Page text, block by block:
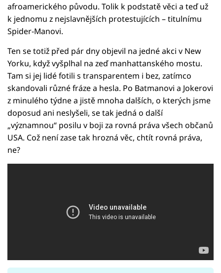
afroamerického původu. Tolik k podstatě věci a teď už
k jednomu z nejslavnějších protestujících – titulnímu
Spider-Manovi.
Ten se totiž před pár dny objevil na jedné akci v New
Yorku, když vyšplhal na zeď manhattanského mostu.
Tam si jej lidé fotili s transparentem i bez, zatímco
skandovali různé fráze a hesla. Po Batmanovi a Jokerovi
z minulého týdne a jistě mnoha dalších, o kterých jsme
doposud ani neslyšeli, se tak jedná o další
„významnou“ posilu v boji za rovná práva všech občanů
USA. Což není zase tak hrozná věc, chtít rovná práva,
ne?